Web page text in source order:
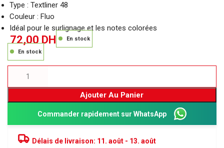
Type : Textliner 48
Couleur : Fluo
Idéal pour le surlignage et les notes colorées
72,00DH
En stock
En stock
Ajouter Au Panier
Commander rapidement sur WhatsApp
Délais de livraison: 11. août - 13. août